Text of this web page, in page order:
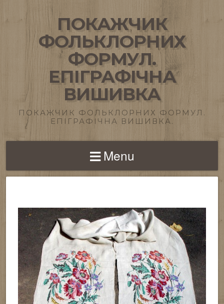
ПОКАЖЧИК
ФОЛЬКЛОРНИХ
ФОРМУЛ.
ЕПІГРАФІЧНА
ВИШИВКА
ПОКАЖЧИК ФОЛЬКЛОРНИХ ФОРМУЛ.
ЕПІГРАФІЧНА ВИШИВКА.
Menu